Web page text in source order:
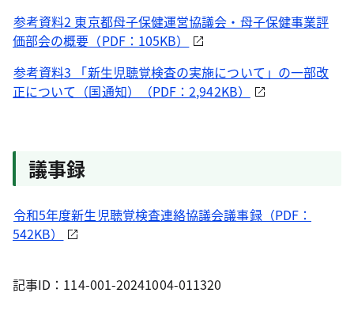
参考資料2 東京都母子保健運営協議会・母子保健事業評
価部会の概要（PDF：105KB）
参考資料3 「新生児聴覚検査の実施について」の一部改
正について（国通知）（PDF：2,942KB）
議事録
令和5年度新生児聴覚検査連絡協議会議事録（PDF：
542KB）
記事ID：114-001-20241004-011320